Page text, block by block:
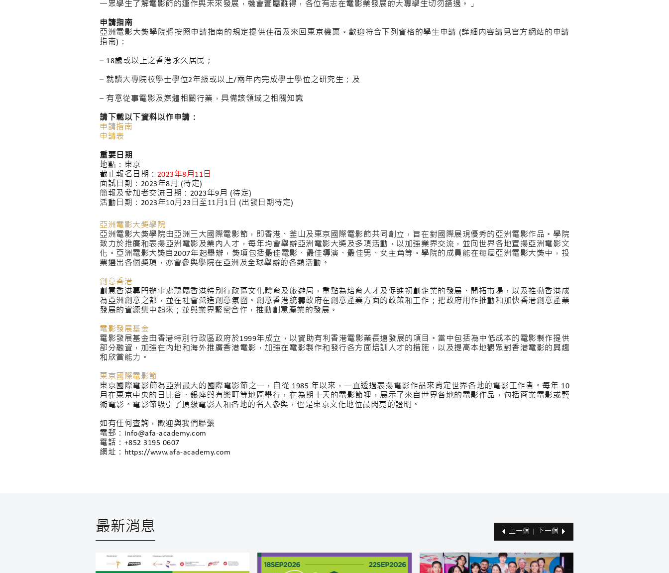
一眾學生了解電影節的運作與未來發展，機會實屬難得，各位有志在電影業發展的大專學生切勿錯過。」
申請指南
亞洲電影大獎學院將按照申請指南的規定提供住宿及來回東京機票。歡迎符合下列資格的學生申請 (詳細内容請見官方網站的申請
指南)：
– 18歲或以上之香港永久居民；
– 就讀大專院校學士學位2年級或以上/兩年內完成學士學位之研究生；及
– 有意從事電影及媒體相關行業，具備該領域之相關知識
請下載以下資料以作申請：
申請指南
申請表
重要日期
地點：東京
截止報名日期： 2023年8月11日
面試日期：2023年8月 (待定)
簡報及參加者交流日期：2023年9月 (待定)
活動日期：2023年10月23日至11月1日 (出發日期待定)
亞洲電影大獎學院
亞洲電影大獎學院由亞洲三大國際電影節，即香港、釜山及東京國際電影節共同創立，旨在對國際展現優秀的亞洲電影作品。學院
致力於推廣和表揚亞洲電影及業內人才，每年均會舉辦亞洲電影大獎及多項活動，以加強業界交流，並向世界各地宣揚亞洲電影文
化。亞洲電影大獎自2007年起舉辦，獎項包括最佳電影、最佳導演、最佳男、女主角等。學院的成員能在每屆亞洲電影大獎中，投
票選出各個獎項，亦會參與學院在亞洲及全球舉辦的各類活動。
創意香港
創意香港專門辦事處隸屬香港特別行政區文化體育及旅遊局，重點為培育人才及促進初創企業的發展、開拓市場，以及推動香港成
為亞洲創意之都，並在社會營造創意氛圍。創意香港統籌政府在創意產業方面的政策和工作；把政府用作推動和加快香港創意產業
發展的資源集中起來；並與業界緊密合作，推動創意產業的發展。
電影發展基金
電影發展基金由香港特別行政區政府於1999年成立，以資助有利香港電影業長遠發展的項目。當中包括為中低成本的電影製作提供
部分融資，加強在內地和海外推廣香港電影，加強在電影製作和發行各方面培訓人才的措施，以及提高本地觀眾對香港電影的興趣
和欣賞能力。
東京國際電影節
東京國際電影節為亞洲最大的國際電影節之一，自從 1985 年以來，一直透過表揚電影作品來肯定世界各地的電影工作者。每年 10
月在東京中央的日比谷、銀座與有樂町等地區舉行，在為期十天的電影節裡，展示了來自世界各地的電影作品，包括商業電影或藝
術電影。電影節吸引了頂級電影人和各地的名人參與，也是東京文化地位最閃亮的證明。
如有任何查詢，歡迎與我們聯繫
電郵：info@afa-academy.com
電話：+852 3195 0607
網址：https://www.afa-academy.com
最新消息 上一個 下一個